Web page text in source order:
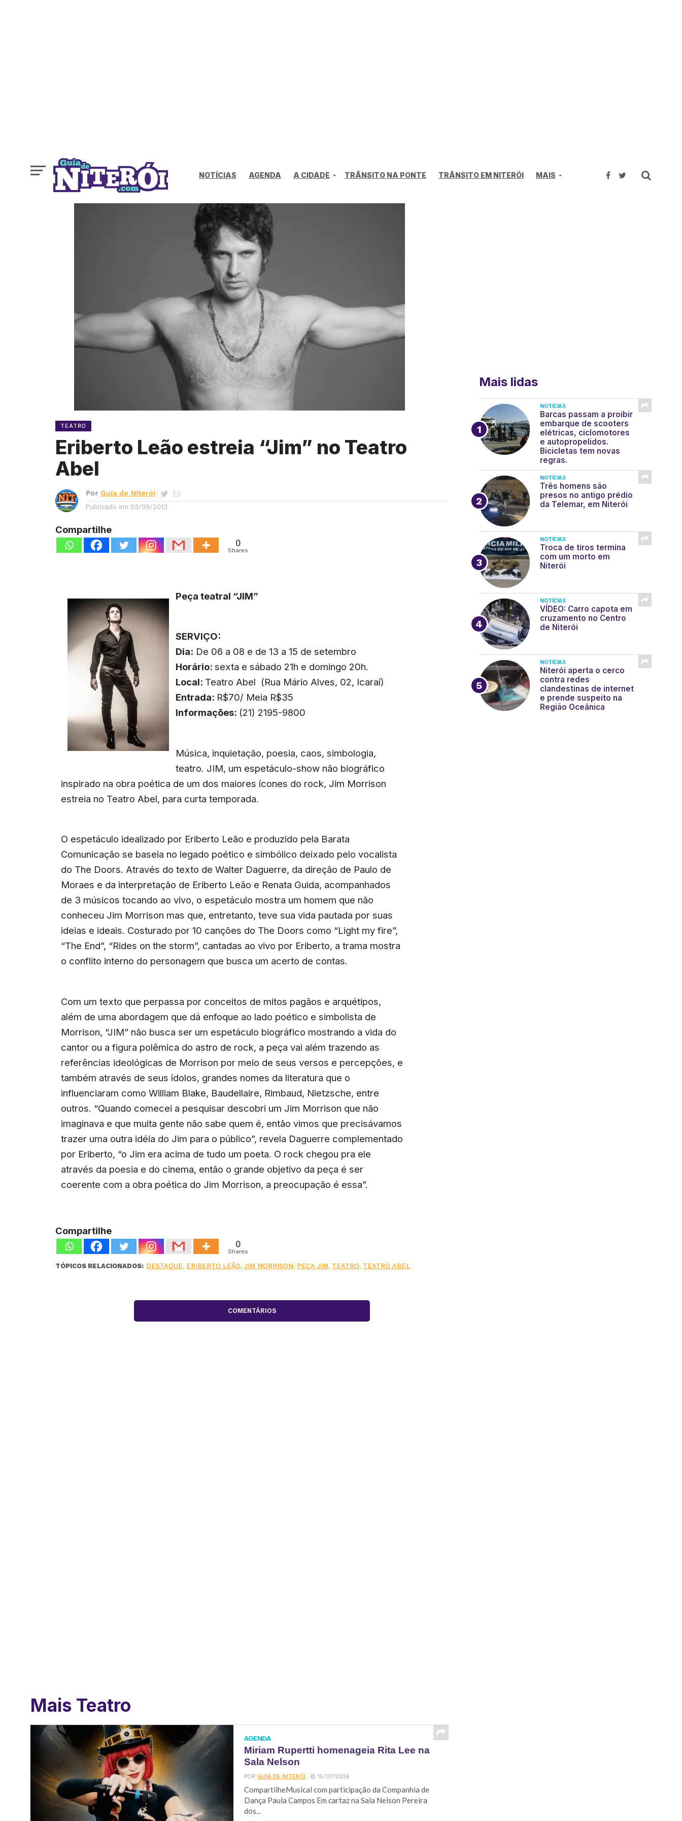
NOTÍCIAS AGENDA A CIDADE TRÂNSITO NA PONTE TRÂNSITO EM NITERÓI MAIS
TEATRO
Eriberto Leão estreia “Jim” no Teatro
Abel
Por Guia de Niterói
Publicado em 03/09/2013
Compartilhe
0
Shares
Peça teatral “JIM”
SERVIÇO:
Dia: De 06 a 08 e de 13 a 15 de setembro
Horário:sexta e sábado 21h e domingo 20h.
Local: Teatro Abel (Rua Mário Alves, 02, Icaraí)
Entrada: R$70/ Meia R$35
Informações: (21) 2195-9800
Música, inquietação, poesia, caos, simbologia,
teatro. JIM, um espetáculo-show não biográfico
inspirado na obra poética de um dos maiores ícones do rock, Jim Morrison
estreia no Teatro Abel, para curta temporada.
O espetáculo idealizado por Eriberto Leão e produzido pela Barata
Comunicação se baseia no legado poético e simbólico deixado pelo vocalista
do The Doors. Através do texto de Walter Daguerre, da direção de Paulo de
Moraes e da interpretação de Eriberto Leão e Renata Guida, acompanhados
de 3 músicos tocando ao vivo, o espetáculo mostra um homem que não
conheceu Jim Morrison mas que, entretanto, teve sua vida pautada por suas
ideias e ideais. Costurado por 10 canções do The Doors como “Light my fire”,
“The End”, “Rides on the storm”, cantadas ao vivo por Eriberto, a trama mostra
o conflito interno do personagem que busca um acerto de contas.
Com um texto que perpassa por conceitos de mitos pagãos e arquétipos,
além de uma abordagem que dá enfoque ao lado poético e simbolista de
Morrison, “JIM” não busca ser um espetáculo biográfico mostrando a vida do
cantor ou a figura polêmica do astro de rock, a peça vai além trazendo as
referências ideológicas de Morrison por meio de seus versos e percepções, e
também através de seus ídolos, grandes nomes da literatura que o
influenciaram como William Blake, Baudellaire, Rimbaud, Nietzsche, entre
outros. “Quando comecei a pesquisar descobri um Jim Morrison que não
imaginava e que muita gente não sabe quem é, então vimos que precisávamos
trazer uma outra idéia do Jim para o público”, revela Daguerre complementado
por Eriberto, “o Jim era acima de tudo um poeta. O rock chegou pra ele
através da poesia e do cinema, então o grande objetivo da peça é ser
coerente com a obra poética do Jim Morrison, a preocupação é essa”.
Compartilhe
0
Shares
TÓPICOS RELACIONADOS: DESTAQUE, ERIBERTO LEÃO,JIM MORRISON, PEÇA JIM, TEATRO, TEATRO ABEL
COMENTÁRIOS
Mais Teatro
AGENDA
Miriam Rupertti homenageia Rita Lee na
Sala Nelson
PORGUIA DE NITERÓI 15/07/2026
CompartilheMusical com participação da Companhia de
Dança Paula Campos Em cartaz na Sala Nelson Pereira
dos...
Mais lidas
NOTÍCIAS
Barcas passam a proibir
embarque de scooters
elétricas, ciclomotores
e autopropelidos.
Bicicletas tem novas
regras.
NOTÍCIAS
Três homens são
presos no antigo prédio
da Telemar, em Niterói
NOTÍCIAS
Troca de tiros termina
com um morto em
Niterói
NOTÍCIAS
VÍDEO: Carro capota em
cruzamento no Centro
de Niterói
NOTÍCIAS
Niterói aperta o cerco
contra redes
clandestinas de internet
e prende suspeito na
Região Oceânica